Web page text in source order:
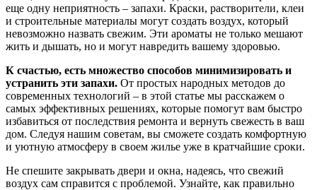
еще одну неприятность – запахи. Краски, растворители, клеи
и строительные материалы могут создать воздух, который
невозможно назвать свежим. Эти ароматы не только мешают
жить и дышать, но и могут навредить вашему здоровью.
К счастью, есть множество способов минимизировать и
устранить эти запахи. От простых народных методов до
современных технологий – в этой статье мы расскажем о
самых эффективных решениях, которые помогут вам быстро
избавиться от последствия ремонта и вернуть свежесть в ваш
дом. Следуя нашим советам, вы сможете создать комфортную
и уютную атмосферу в своем жилье уже в кратчайшие сроки.
Не спешите закрывать двери и окна, надеясь, что свежий
воздух сам справится с проблемой. Узнайте, как правильно